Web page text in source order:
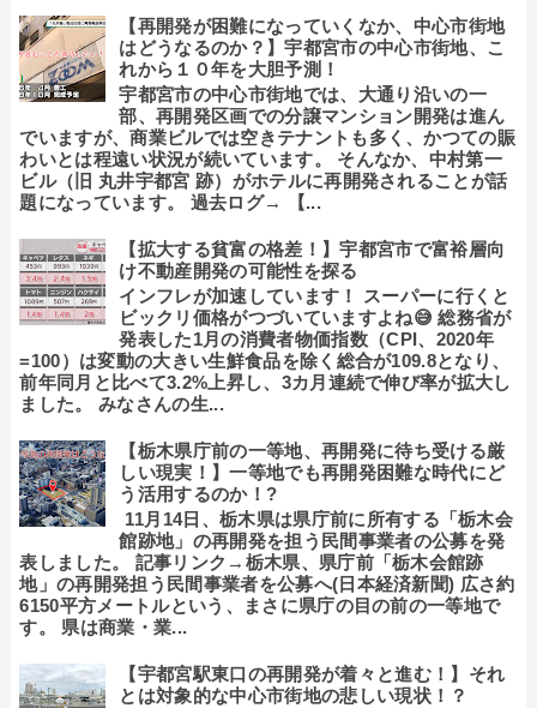
【再開発が困難になっていくなか、中心市街地
はどうなるのか？】宇都宮市の中心市街地、こ
れから１０年を大胆予測！
宇都宮市の中心市街地では、大通り沿いの一
部、再開発区画での分譲マンション開発は進ん
でいますが、商業ビルでは空きテナントも多く、かつての賑
わいとは程遠い状況が続いています。 そんなか、中村第一
ビル（旧 丸井宇都宮 跡）がホテルに再開発されることが話
題になっています。 過去ログ→ 【...
【拡大する貧富の格差！】宇都宮市で富裕層向
け不動産開発の可能性を探る
インフレが加速しています！ スーパーに行くと
ビックリ価格がつづいていますよね😅 総務省が
発表した1月の消費者物価指数（CPI、2020年
=100）は変動の大きい生鮮食品を除く総合が109.8となり、
前年同月と比べて3.2%上昇し、3カ月連続で伸び率が拡大し
ました。 みなさんの生...
【栃木県庁前の一等地、再開発に待ち受ける厳
しい現実！】一等地でも再開発困難な時代にど
う活用するのか！?
11月14日、栃木県は県庁前に所有する「栃木会
館跡地」の再開発を担う民間事業者の公募を発
表しました。 記事リンク→栃木県、県庁前「栃木会館跡
地」の再開発担う民間事業者を公募へ(日本経済新聞) 広さ約
6150平方メートルという、まさに県庁の目の前の一等地で
す。 県は商業・業...
【宇都宮駅東口の再開発が着々と進む！】それ
とは対象的な中心市街地の悲しい現状！？